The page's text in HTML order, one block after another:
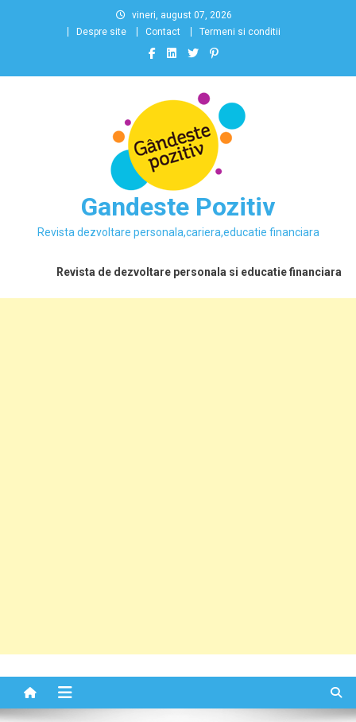
vineri, august 07, 2026
Despre site
Contact Termeni si conditii
Gandeste Pozitiv
Revista dezvoltare personala,cariera,educatie financiara
Revista de dezvoltare personala si educatie financiara